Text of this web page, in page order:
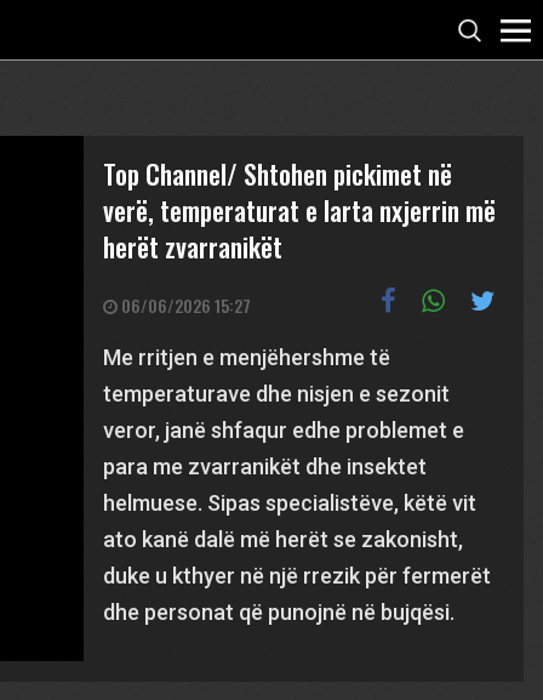
Top Channel/ Shtohen pickimet në
verë, temperaturat e larta nxjerrin më
herët zvarranikët
06/06/2026 15:27
Me rritjen e menjëhershme të
temperaturave dhe nisjen e sezonit
veror, janë shfaqur edhe problemet e
para me zvarranikët dhe insektet
helmuese. Sipas specialistëve, këtë vit
ato kanë dalë më herët se zakonisht,
duke u kthyer në një rrezik për fermerët
dhe personat që punojnë në bujqësi.